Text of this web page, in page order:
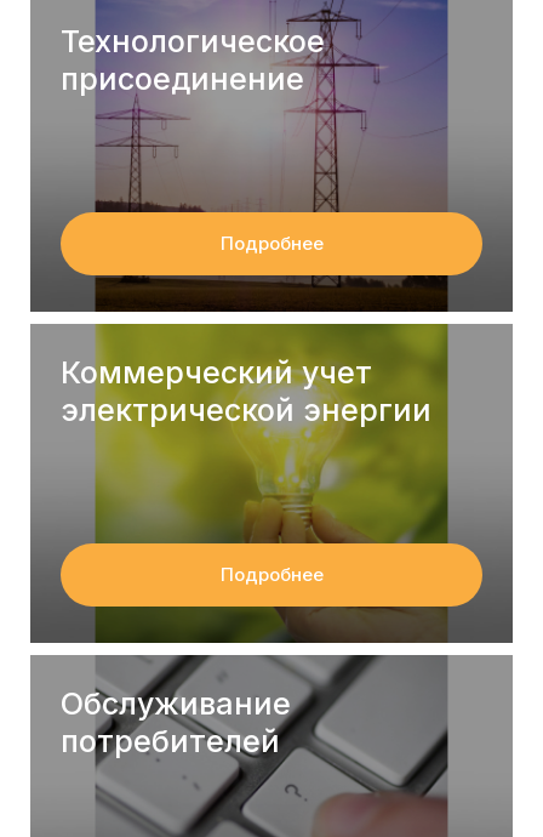
Технологическое
присоединение
Подробнее
Коммерческий учет
электрической энергии
Подробнее
Обслуживание
потребителей